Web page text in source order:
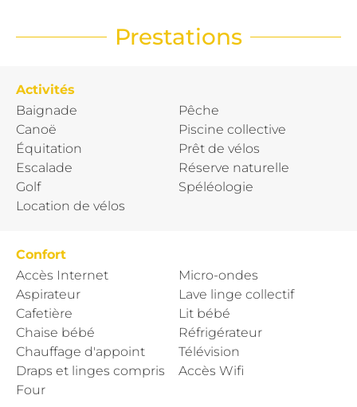
Prestations
Activités
Baignade
Canoë
Équitation
Escalade
Golf
Location de vélos
Pêche
Piscine collective
Prêt de vélos
Réserve naturelle
Spéléologie
Confort
Accès Internet
Aspirateur
Cafetière
Chaise bébé
Chauffage d'appoint
Draps et linges compris
Four
Micro-ondes
Lave linge collectif
Lit bébé
Réfrigérateur
Télévision
Accès Wifi